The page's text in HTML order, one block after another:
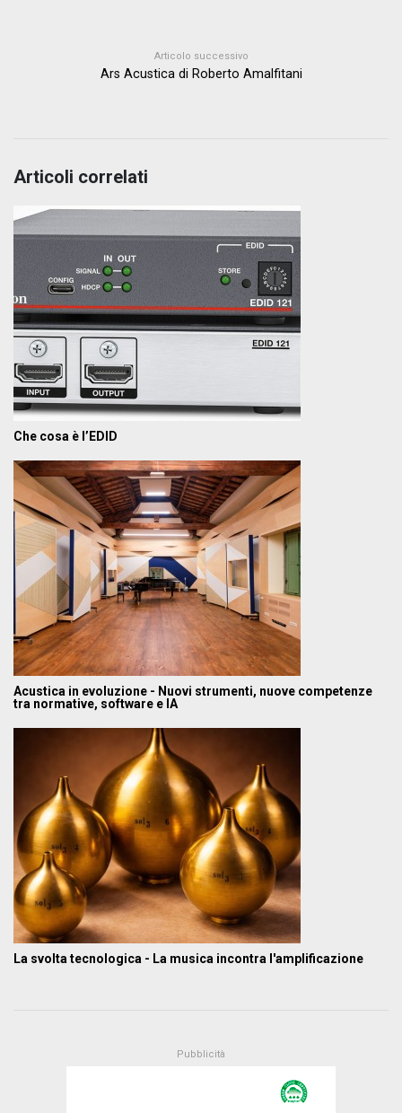
Articolo successivo
Ars Acustica di Roberto Amalfitani
Articoli correlati
Che cosa è l’EDID
Acustica in evoluzione - Nuovi strumenti, nuove competenze
tra normative, software e IA
La svolta tecnologica - La musica incontra l'amplificazione